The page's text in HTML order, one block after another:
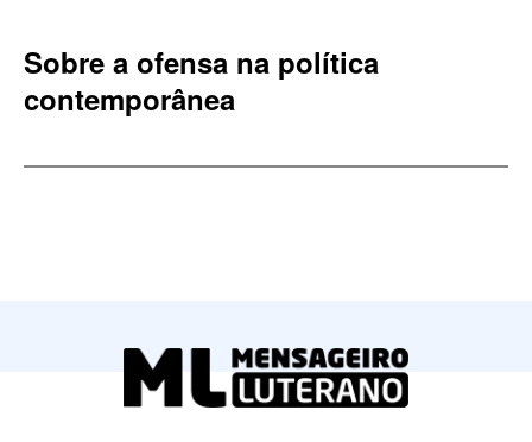
Sobre a ofensa na política
contemporânea